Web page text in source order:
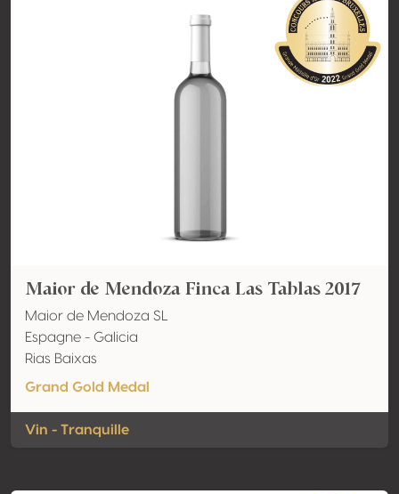
Maior de Mendoza Finca Las Tablas 2017
Maior de Mendoza SL
Espagne - Galicia
Rias Baixas
Grand Gold Medal
Vin - Tranquille